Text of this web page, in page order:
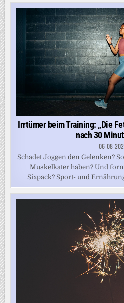
Irrtümer beim Training: „Die
nach 30
06-08-
Schadet Joggen den Gelenken?
Muskelkater haben? Und
Sixpack? Sport- und